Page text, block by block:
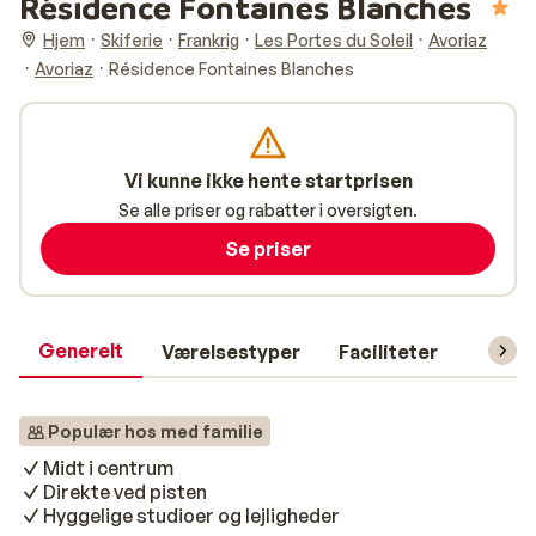
Hjem Skiferie Frankrig Les Portes du Soleil
Avoriaz
Avoriaz
Résidence Fontaines Blanches
Generelt Værelsestyper Faciliteter
Populær hos med familie
Midt i centrum
Direkte ved pisten
Hyggelige studioer og lejligheder
Vi kunne ikke hente startprisen
Se alle priser og rabatter i oversigten.
Se priser